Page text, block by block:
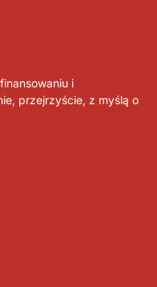
i
przejrzyście, z myślą o